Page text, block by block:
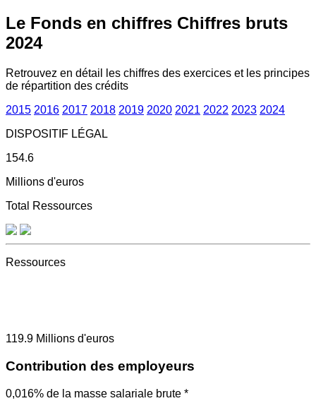
Le Fonds en chiffres Chiffres bruts
2024
Retrouvez en détail les chiffres des exercices et les principes
de répartition des crédits
2015 2016 2017 2018 2019 2020 2021 2022 2023 2024
DISPOSITIF LÉGAL
154.6
Millions d'euros
Total Ressources
Ressources
119.9 Millions d'euros
Contribution des employeurs
0,016% de la masse salariale brute *